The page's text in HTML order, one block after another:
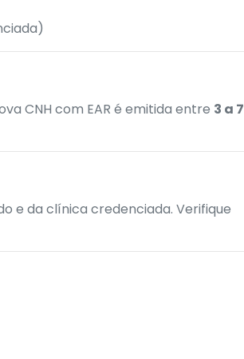
CNH com EAR é emitida entre 3 a 7
e da clínica credenciada. Verifique